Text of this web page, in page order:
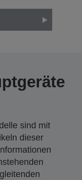
sind mit
dieser